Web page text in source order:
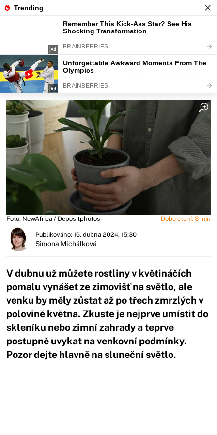
Bydlení
Připravte rostliny v květináčích na
přímé slunce a vítr, než je v květnu
vynesete ven
Foto: NewAfrica / Depositphotos Doba čtení: 3 min
Publikováno: 16. dubna 2024, 15:30
Simona Michálková
V dubnu už můžete rostliny v květináčích
pomalu vynášet ze zimovišť na světlo, ale
venku by měly zůstat až po třech zmrzlých v
polovině května. Zkuste je nejprve umístit do
skleníku nebo zimní zahrady a teprve
postupně uvykat na venkovní podmínky.
Pozor dejte hlavně na sluneční světlo.